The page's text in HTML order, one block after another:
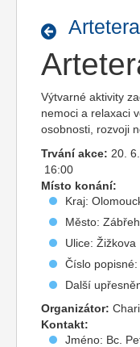
Výtvarné aktivity
nemoci a relaxaci
osobnosti, rozvoji
Trvání akce: 20.
16:00
Místo konání:
Kraj:
Město: Zábřeh
Ulice: Žižkova
Číslo
Další
Organizátor:
Kontakt:
Jméno: Bc.